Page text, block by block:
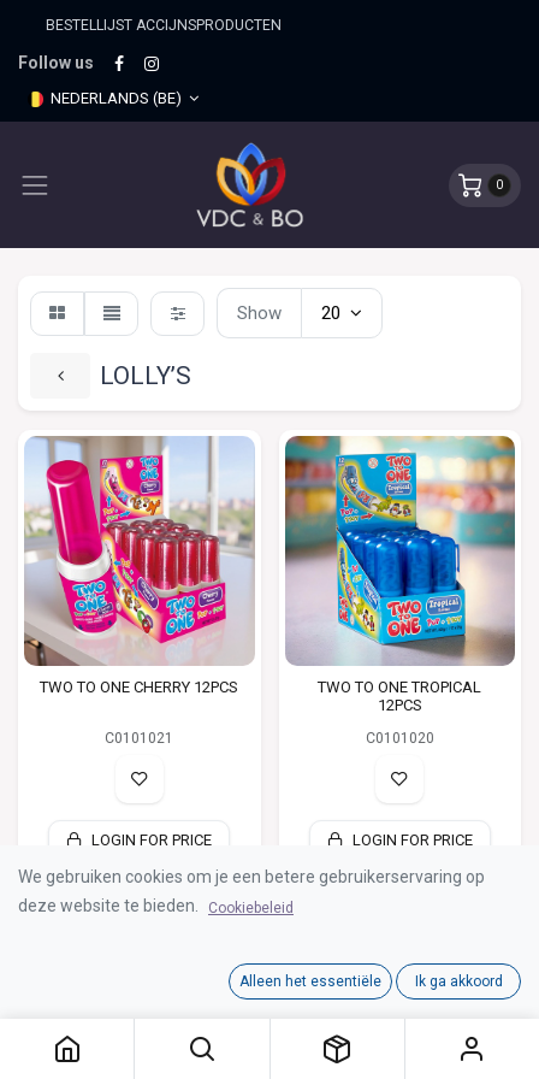
BESTELLIJST ACCIJNSPRO​DUCTEN
Follow us
NEDERLANDS (BE)
0
LOLLY’S
Show 20
TWO TO ONE CHERRY 12PCS
C0101021
LOGIN FOR PRICE
TWO TO ONE TROPICAL
12PCS
C0101020
LOGIN FOR PRICE
We gebruiken cookies om je een betere gebruikerservaring op
deze website te bieden.
Cookiebeleid
Alleen het essentiële Ik ga akkoord